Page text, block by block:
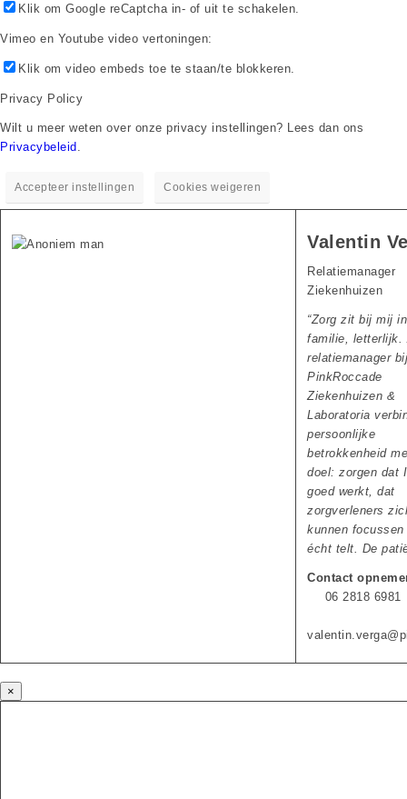
Klik om Google reCaptcha in- of uit te schakelen.
Vimeo en Youtube video vertoningen:
Klik om video embeds toe te staan/te blokkeren.
Privacy Policy
Wilt u meer weten over onze privacy instellingen? Lees dan ons
Privacybeleid
Accepteer instellingen Cookies weigeren
Valentin
Relatiemanager
Ziekenhuizen
“Zorg zit bij mij
familie, letterlijk.
relatiemanager bij
PinkRoccade
Ziekenhuizen &
Laboratoria
persoonlijke
betrokkenheid
doel: zorgen dat
goed werkt, dat
zorgverleners
kunnen focussen
écht telt. De
Contact
06 2818 6981
×